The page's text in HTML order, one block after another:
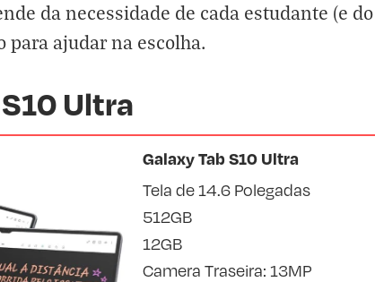
da necessidade de cada estudante (e
para ajudar na escolha.
Ultra
Galaxy Tab S10 Ultra
Tela de 14.6 Polegadas
512GB
12GB
Camera Traseira: 13MP